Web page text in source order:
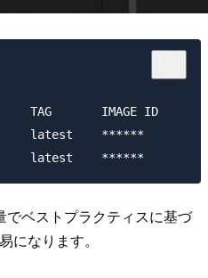
TAG       IMAGE ID
latest    ******         3
でベストプラクティスに基づ
になります。